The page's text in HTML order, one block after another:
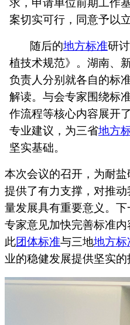
求，申请单位前期工作
案切实可行，同意予以立
随后的地方标准研
植技术规范》。湖南、
负责人分别就各自的标
解读。与会专家围绕标
作流程等核心内容展开
专业建议，为三省地方
坚实基础。
本次会议的召开，为耐
提供了有力支撑，对推
量发展具有重要意义。
专家意见加快完善标准内
此团体标准与三地地方标
业的稳健发展提供坚实